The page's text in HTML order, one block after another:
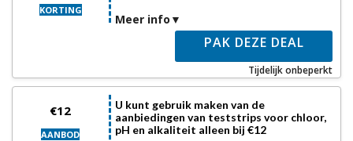
KORTING
Meer info
PAK DEZE DEAL
Tijdelijk onbeperkt
€12
AANBOD
U kunt gebruik maken van de
aanbiedingen van teststrips voor chloor,
pH en alkaliteit alleen bij €12